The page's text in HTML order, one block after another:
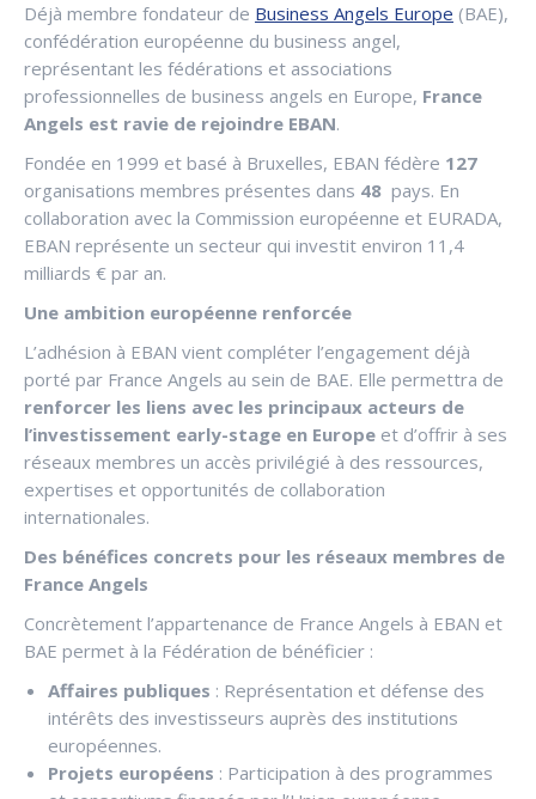
Déjà membre fondateur de Business Angels Europe (BAE),
confédération européenne du business angel,
représentant les fédérations et associations
professionnelles de business angels en Europe, France
Angels est ravie de rejoindre EBAN.
Fondée en 1999 et basé à Bruxelles, EBAN fédère 127
organisations membres présentes dans 48 pays. En
collaboration avec la Commission européenne et EURADA,
EBAN représente un secteur qui investit environ 11,4
milliards € par an.
Une ambition européenne renforcée
L’adhésion à EBAN vient compléter l’engagement déjà
porté par France Angels au sein de BAE. Elle permettra de
renforcer les liens avec les principaux acteurs de
l’investissement early-stage en Europe et d’offrir à ses
réseaux membres un accès privilégié à des ressources,
expertises et opportunités de collaboration
internationales.
Des bénéfices concrets pour les réseaux membres de
France Angels
Concrètement l’appartenance de France Angels à EBAN et
BAE permet à la Fédération de bénéficier :
Affaires publiques : Représentation et défense des
intérêts des investisseurs auprès des institutions
européennes.
Projets européens : Participation à des programmes